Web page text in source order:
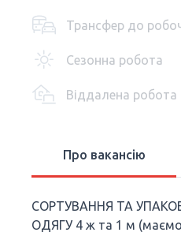
Трансфер до
Сезонна робота
Віддалена робота
Про вакансію
СОРТУВАННЯ ТА
ОДЯГУ 4 ж та 1 м (маємо